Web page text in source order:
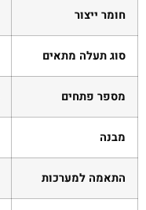
חומר ייצור
סוג תעלה מתאים
מספר פתחים
מבנה
התאמה למערכות